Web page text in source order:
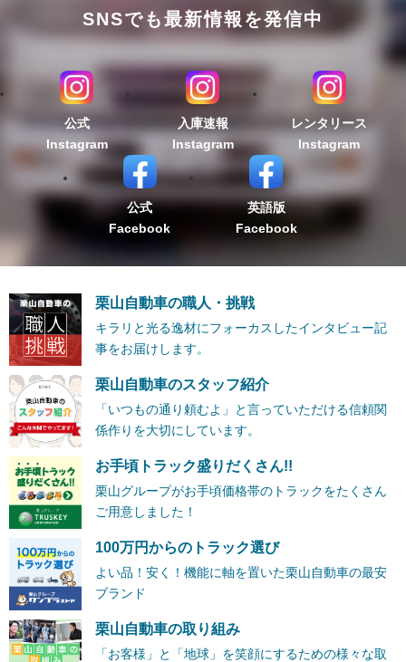
SNSでも最新情報を発信中
公式
Instagram
入庫速報
Instagram
レンタリース
Instagram
公式
Facebook
英語版
Facebook
栗山自動車の職人・挑戦
キラリと光る逸材にフォーカスしたインタビュー記
事をお届けします。
栗山自動車のスタッフ紹介
「いつもの通り頼むよ」と言っていただける信頼関
係作りを大切にしています。
お手頃トラック盛りだくさん!!
栗山グループがお手頃価格帯のトラックをたくさん
ご用意しました！
100万円からのトラック選び
よい品！安く！機能に軸を置いた栗山自動車の最安
ブランド
栗山自動車の取り組み
「お客様」と「地球」を笑顔にするための様々な取